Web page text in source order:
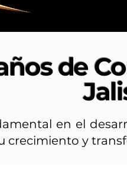
de
en el
crecimiento y